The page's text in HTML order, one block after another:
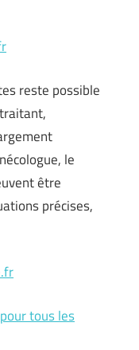
reste possible
le
être
précises,
tous les